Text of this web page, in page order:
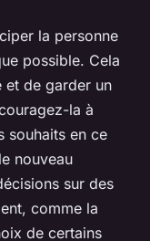
la personne
possible. Cela
et de garder un
la à
souhaits en ce
nouveau
sur des
comme la
de certains